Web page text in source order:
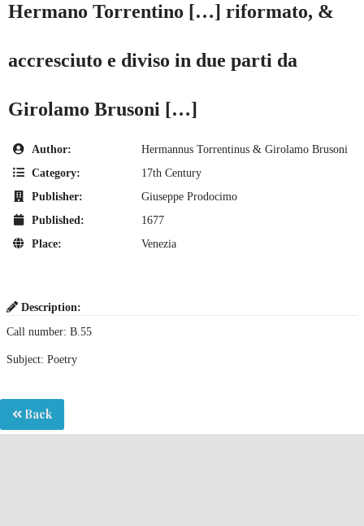
Hermano Torrentino […] riformato, &
accresciuto e diviso in due parti da
Girolamo Brusoni […]
Author:
Hermannus Torrentinus & Girolamo Brusoni
Category:
17th Century
Publisher:
Giuseppe Prodocimo
Published:
1677
Place:
Venezia
Description:
Call number: B.55
Subject: Poetry
Back